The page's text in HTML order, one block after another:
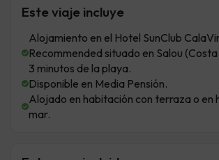
Este viaje incluye
Alojamiento en el Hotel SunClub
Recommended situado en Salou
3 minutos de la playa.
Disponible en Media Pensión.
Alojado en habitación con terraza o en
mar.